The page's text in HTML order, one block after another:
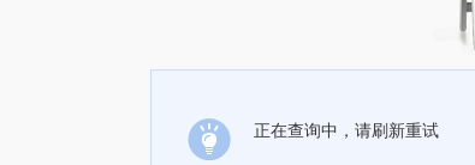
正在查询中，请刷新重试